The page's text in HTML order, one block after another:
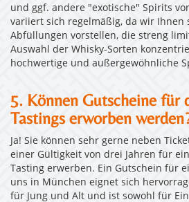
und ggf. andere "exotische" Spirits
variiert sich regelmäßig, da wir Ihnen
Abfüllungen vorstellen, die streng
Auswahl der Whisky-Sorten
hochwertige und außergewöhnliche
5. Können Gutscheine für
Tastings erworben
Ja! Sie können sehr gerne neben
einer Gültigkeit von drei Jahren für
Tasting erwerben. Ein Gutschein für
uns in München eignet sich
für Jung und Alt und ist sowohl für